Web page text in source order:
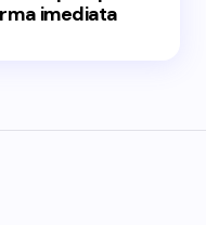
imediata